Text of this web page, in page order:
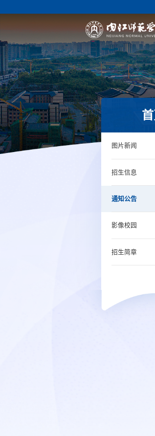
图片新闻
招生信息
通知公告
影像校园
招生简章